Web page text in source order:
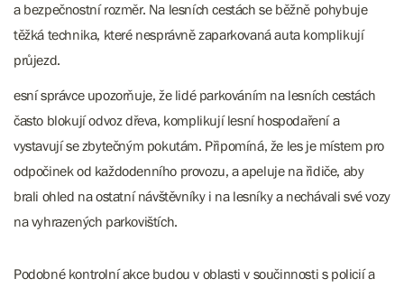
a bezpečnostní rozměr. Na lesních cestách se běžně pohybuje
těžká technika, které nesprávně zaparkovaná auta komplikují
průjezd.
esní správce upozorňuje, že lidé parkováním na lesních cestách
často blokují odvoz dřeva, komplikují lesní hospodaření a
vystavují se zbytečným pokutám. Připomíná, že les je místem pro
odpočinek od každodenního provozu, a apeluje na řidiče, aby
brali ohled na ostatní návštěvníky i na lesníky a nechávali své vozy
na vyhrazených parkovištích.
Podobné kontrolní akce budou v oblasti v součinnosti s policií a